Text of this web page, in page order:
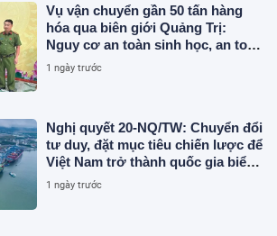
Vụ vận chuyển gần 50 tấn hàng
hóa qua biên giới Quảng Trị:
Nguy cơ an toàn sinh học, an toàn
thực phẩm từ sản phẩm động vật
1 ngày trước
Nghị quyết 20-NQ/TW: Chuyển đổi
tư duy, đặt mục tiêu chiến lược để
Việt Nam trở thành quốc gia biển
mạnh
1 ngày trước